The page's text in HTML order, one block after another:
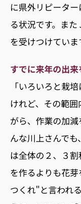
に県外リピータ
る状況です。ま
を受けつけていま
すでに来年の出
「いろいろと栽
けれど、その範
がら、作業の加
んな川上さんで
は全体の２、３割
を作るよりも花芽
つくれ"と言われ